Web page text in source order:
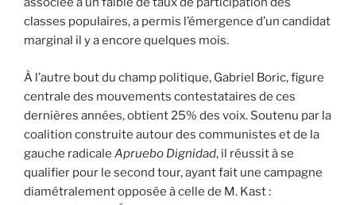
classes populaires, a permis l’émergence d’un candidat
marginal il y a encore quelques mois.
À l’autre bout du champ politique, Gabriel Boric, figure
centrale des mouvements contestataires de ces
dernières années, obtient 25% des voix. Soutenu par la
coalition construite autour des communistes et de la
gauche radicale Apruebo Dignidad, il réussit à se
qualifier pour le second tour, ayant fait une campagne
diamétralement opposée à celle de M. Kast :